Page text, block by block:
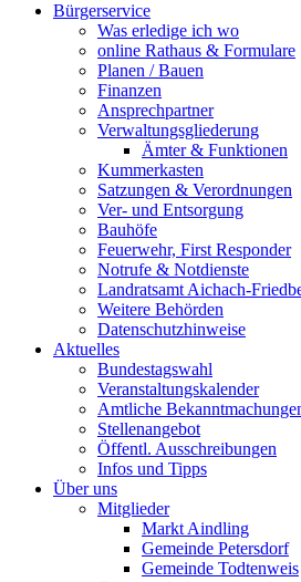
Bürgerservice
Was erledige ich wo
online Rathaus & Formulare
Planen / Bauen
Finanzen
Ansprechpartner
Verwaltungsgliederung
Ämter & Funktionen
Kummerkasten
Satzungen & Verordnungen
Ver- und Entsorgung
Bauhöfe
Feuerwehr, First Responder
Notrufe & Notdienste
Landratsamt Aichach-
Weitere Behörden
Datenschutzhinweise
Aktuelles
Bundestagswahl
Veranstaltungskalender
Amtliche
Stellenangebot
Öffentl. Ausschreibungen
Infos und Tipps
Über uns
Mitglieder
Markt Aindling
Gemeinde Petersdorf
Gemeinde Todtenweis